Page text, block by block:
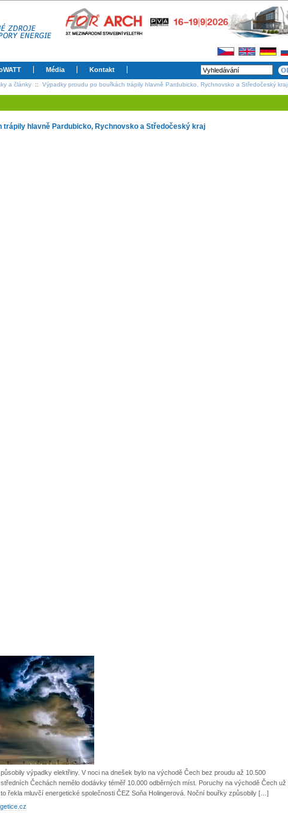
Média Kontakt
a články :: Výpadky proudu po bouřkách trápily hlavně Pardubicko, Rychnovsko a Středočeský kraj
trápily hlavně Pardubicko, Rychnovsko a Středočeský kraj
výpadky elektřiny. V noci na dnešek bylo na východě Čech bez proudu až 10.500
Čechách nemělo dodávky téměř 10.000 odběrných míst. Poruchy na východě Čech už
řekla mluvčí energetické společnosti ČEZ Soňa Holingerová. Noční bouřky způsobily […]